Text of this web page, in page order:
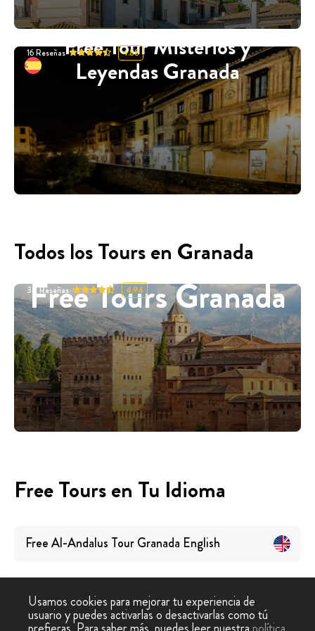
Free Tour Misterios y
Leyendas Granada
16Reseñas 4.88
Todos los Tours en Granada
Free Tours Granada
34Reseñas 4.94
Free Tours en Tu Idioma
Free Al-Andalus Tour Granada English
Usamos cookies para mejorar tu experiencia de
usuario y puedes activarlas o desactivarlas como tú